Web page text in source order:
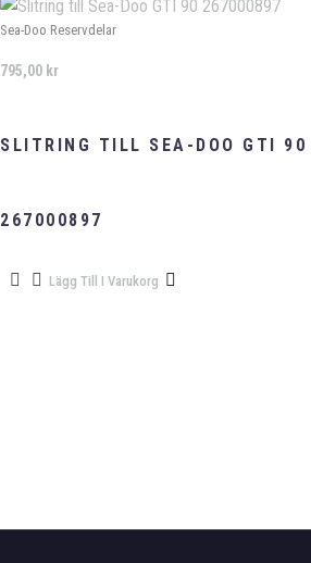
Sea-Doo Reservdelar
SLITRING TILL SEA-DOO GTI 90
267000897
795,00 kr
Lägg Till I Varukorg